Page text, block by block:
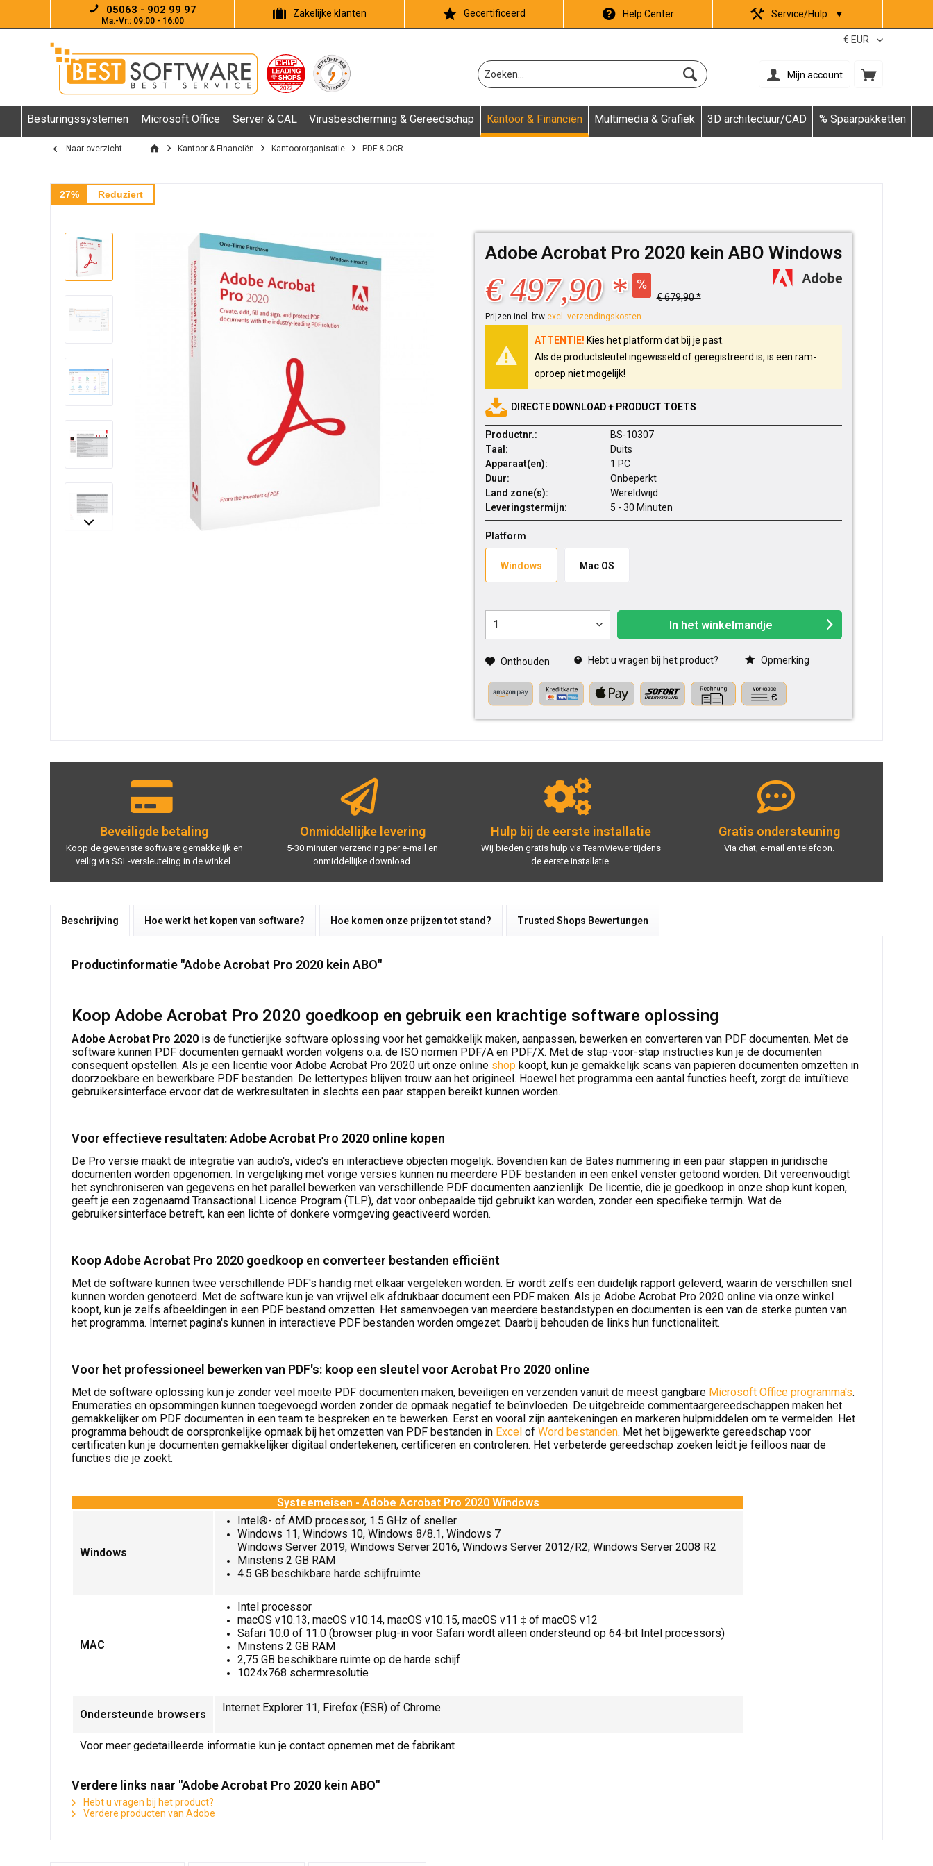
05063 - 902 99 97
Ma.-Vr.: 09:00 - 16:00
Zakelijke klanten Gecertificeerd Help Center Service/Hulp ▼
Mijn account
Besturingssystemen Microsoft Office Server & CAL Virusbescherming & Gereedschap Kantoor & Financiën Multimedia & Grafiek 3D architectuur/CAD % Spaarpakketten
Naar overzicht Kantoor & Financiën Kantoororganisatie PDF & OCR
27% Reduziert
Adobe Acrobat Pro 2020 kein ABO Windows
€ 497,90 * € 679,90 *
Prijzen incl. btw excl. verzendingskosten
ATTENTIE! Kies het platform dat bij je past.
Als de productsleutel ingewisseld of geregistreerd is, is een ram-
oproep niet mogelijk!
DIRECTE DOWNLOAD + PRODUCT TOETS
Productnr.:
BS-10307
Taal:
Duits
Apparaat(en):
1 PC
Duur:
Onbeperkt
Land zone(s):
Wereldwijd
Leveringstermijn:
5 - 30 Minuten
Platform
Windows Mac OS
In het winkelmandje
Onthouden Hebt u vragen bij het product? Opmerking
Beveiligde betaling
Koop de gewenste software gemakkelijk en
veilig via SSL-versleuteling in de winkel.
Onmiddellijke levering
5-30 minuten verzending per e-mail en
onmiddellijke download.
Hulp bij de eerste installatie
Wij bieden gratis hulp via TeamViewer tijdens
de eerste installatie.
Gratis ondersteuning
Via chat, e-mail en telefoon.
Beschrijving Hoe werkt het kopen van software? Hoe komen onze prijzen tot stand? Trusted Shops Bewertungen
Productinformatie "Adobe Acrobat Pro 2020 kein ABO"
Koop Adobe Acrobat Pro 2020 goedkoop en gebruik een krachtige software oplossing
Adobe Acrobat Pro 2020 is de functierijke software oplossing voor het gemakkelijk maken, aanpassen, bewerken en converteren van PDF documenten. Met de
software kunnen PDF documenten gemaakt worden volgens o.a. de ISO normen PDF/A en PDF/X. Met de stap-voor-stap instructies kun je de documenten
consequent opstellen. Als je een licentie voor Adobe Acrobat Pro 2020 uit onze online shop koopt, kun je gemakkelijk scans van papieren documenten omzetten in
doorzoekbare en bewerkbare PDF bestanden. De lettertypes blijven trouw aan het origineel. Hoewel het programma een aantal functies heeft, zorgt de intuïtieve
gebruikersinterface ervoor dat de werkresultaten in slechts een paar stappen bereikt kunnen worden.
Voor effectieve resultaten: Adobe Acrobat Pro 2020 online kopen
De Pro versie maakt de integratie van audio's, video's en interactieve objecten mogelijk. Bovendien kan de Bates nummering in een paar stappen in juridische
documenten worden opgenomen. In vergelijking met vorige versies kunnen nu meerdere PDF bestanden in een enkel venster getoond worden. Dit vereenvoudigt
het synchroniseren van gegevens en het parallel bewerken van verschillende PDF documenten aanzienlijk. De licentie, die je goedkoop in onze shop kunt kopen,
geeft je een zogenaamd Transactional Licence Program (TLP), dat voor onbepaalde tijd gebruikt kan worden, zonder een specifieke termijn. Wat de
gebruikersinterface betreft, kan een lichte of donkere vormgeving geactiveerd worden.
Koop Adobe Acrobat Pro 2020 goedkoop en converteer bestanden efficiënt
Met de software kunnen twee verschillende PDF's handig met elkaar vergeleken worden. Er wordt zelfs een duidelijk rapport geleverd, waarin de verschillen snel
kunnen worden genoteerd. Met de software kun je van vrijwel elk afdrukbaar document een PDF maken. Als je Adobe Acrobat Pro 2020 online via onze winkel
koopt, kun je zelfs afbeeldingen in een PDF bestand omzetten. Het samenvoegen van meerdere bestandstypen en documenten is een van de sterke punten van
het programma. Internet pagina's kunnen in interactieve PDF bestanden worden omgezet. Daarbij behouden de links hun functionaliteit.
Voor het professioneel bewerken van PDF's: koop een sleutel voor Acrobat Pro 2020 online
Met de software oplossing kun je zonder veel moeite PDF documenten maken, beveiligen en verzenden vanuit de meest gangbare Microsoft Office programma's.
Enumeraties en opsommingen kunnen toegevoegd worden zonder de opmaak negatief te beïnvloeden. De uitgebreide commentaargereedschappen maken het
gemakkelijker om PDF documenten in een team te bespreken en te bewerken. Eerst en vooral zijn aantekeningen en markeren hulpmiddelen om te vermelden. Het
programma behoudt de oorspronkelijke opmaak bij het omzetten van PDF bestanden in Excel of Word bestanden. Met het bijgewerkte gereedschap voor
certificaten kun je documenten gemakkelijker digitaal ondertekenen, certificeren en controleren. Het verbeterde gereedschap zoeken leidt je feilloos naar de
functies die je zoekt.
Systeemeisen - Adobe Acrobat Pro 2020 Windows
Windows
Intel®- of AMD processor, 1.5 GHz of sneller
Windows 11, Windows 10, Windows 8/8.1, Windows 7
Windows Server 2019, Windows Server 2016, Windows Server 2012/R2, Windows Server 2008 R2
Minstens 2 GB RAM
4.5 GB beschikbare harde schijfruimte
MAC
Intel processor
macOS v10.13, macOS v10.14, macOS v10.15, macOS v11 ‡ of macOS v12
Safari 10.0 of 11.0 (browser plug-in voor Safari wordt alleen ondersteund op 64-bit Intel processors)
Minstens 2 GB RAM
2,75 GB beschikbare ruimte op de harde schijf
1024x768 schermresolutie
Ondersteunde browsers
Internet Explorer 11, Firefox (ESR) of Chrome
Voor meer gedetailleerde informatie kun je contact opnemen met de fabrikant
Verdere links naar "Adobe Acrobat Pro 2020 kein ABO"
Hebt u vragen bij het product?
Verdere producten van Adobe